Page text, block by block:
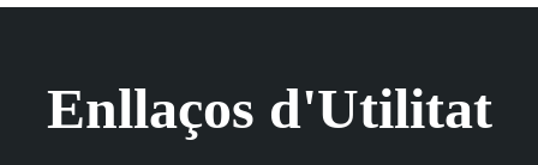
Enllaços d'Utilitat